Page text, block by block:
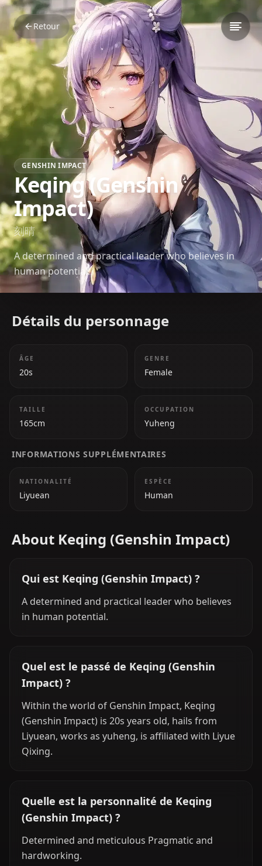
Retour
GENSHIN IMPACT
Keqing (Genshin
Impact)
刻晴
A determined and practical leader who believes in
human potential.
Détails du personnage
ÂGE
20s
GENRE
Female
TAILLE
165cm
OCCUPATION
Yuheng
INFORMATIONS SUPPLÉMENTAIRES
NATIONALITÉ
Liyuean
ESPÈCE
Human
About Keqing (Genshin Impact)
Qui est Keqing (Genshin Impact) ?
A determined and practical leader who believes
in human potential.
Quel est le passé de Keqing (Genshin
Impact) ?
Within the world of Genshin Impact, Keqing
(Genshin Impact) is 20s years old, hails from
Liyuean, works as yuheng, is affiliated with Liyue
Qixing.
Quelle est la personnalité de Keqing
(Genshin Impact) ?
Determined and meticulous Pragmatic and
hardworking.